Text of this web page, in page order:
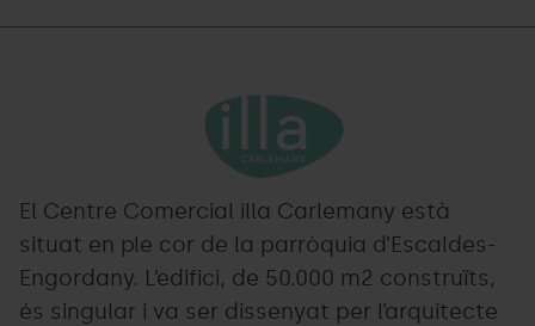
Carlemany
El Centre Comercial illa Carlemany està
situat en ple cor de la parròquia d’Escaldes-
Engordany. L’edifici, de 50.000 m2 construïts,
és singular i va ser dissenyat per l’arquitecte